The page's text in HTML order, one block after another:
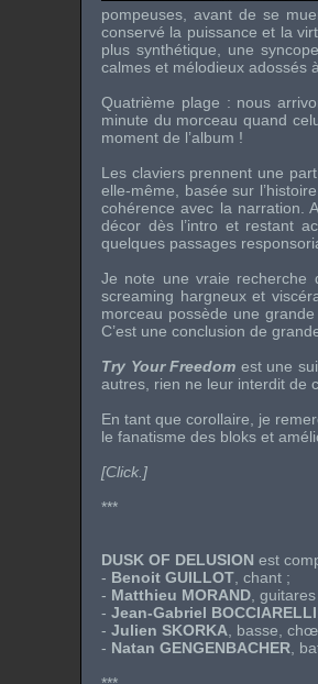
pompeuses, avant de se
conservé la puissance et la
plus synthétique, une
calmes et mélodieux adossés
Quatrième plage : nous
minute du morceau quand
moment de l’album !
Les claviers prennent une
elle-même, basée sur
cohérence avec la narration.
décor dès l’intro et restant
quelques passages
Je note une vraie recherche
screaming hargneux et
morceau possède une
C’est une conclusion de
Try Your Freedom est une
autres, rien ne leur interdit de
En tant que corollaire, je
le fanatisme des bloks et
[Click.]
***
DUSK OF DELUSION est
- Benoit GUILLOT , chant ;
- Matthieu MORAND ,
- Jean-Gabriel BOCCIARELLI
- Julien SKORKA , basse,
- Natan GENGENBACHER ,